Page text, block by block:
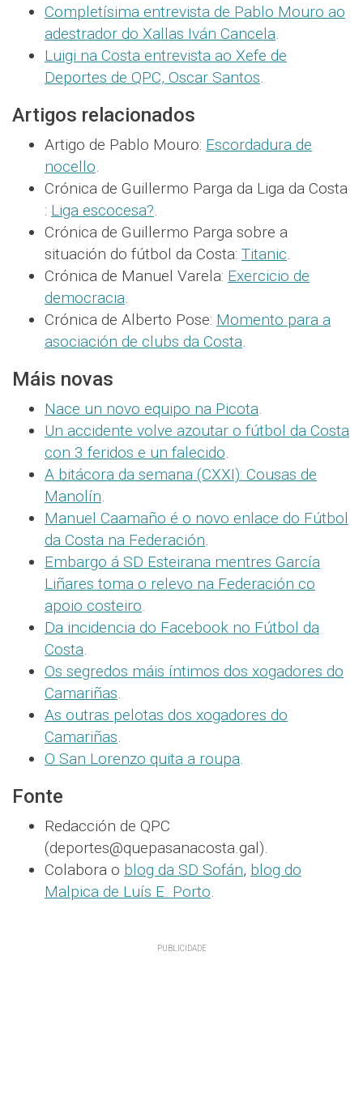
Completísima entrevista de Pablo Mouro ao
adestrador do Xallas Iván Cancela.
Luigi na Costa entrevista ao Xefe de
Deportes de QPC, Oscar Santos.
Artigos relacionados
Artigo de Pablo Mouro: Escordadura de
nocello.
Crónica de Guillermo Parga da Liga da Costa
: Liga escocesa?.
Crónica de Guillermo Parga sobre a
situación do fútbol da Costa: Titanic.
Crónica de Manuel Varela: Exercicio de
democracia.
Crónica de Alberto Pose: Momento para a
asociación de clubs da Costa.
Máis novas
Nace un novo equipo na Picota.
Un accidente volve azoutar o fútbol da Costa
con 3 feridos e un falecido.
A bitácora da semana (CXXI): Cousas de
Manolín.
Manuel Caamaño é o novo enlace do Fútbol
da Costa na Federación.
Embargo á SD Esteirana mentres García
Liñares toma o relevo na Federación co
apoio costeiro.
Da incidencia do Facebook no Fútbol da
Costa.
Os segredos máis íntimos dos xogadores do
Camariñas.
As outras pelotas dos xogadores do
Camariñas.
O San Lorenzo quita a roupa.
Fonte
Redacción de QPC
(deportes@quepasanacosta.gal).
Colabora o blog da SD Sofán, blog do
Malpica de Luís E. Porto.